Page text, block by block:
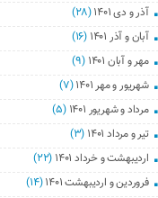
آذر و دی ۱۴۰۱
(۲۸)
آبان و آذر ۱۴۰۱
(۱۶)
مهر و آبان ۱۴۰۱
(۹)
شهریور و مهر ۱۴۰۱
(۷)
مرداد و شهریور ۱۴۰۱
(۵)
تیر و مرداد ۱۴۰۱
(۳)
اردیبهشت و خرداد ۱۴۰۱
(۲۲)
فروردین و اردیبهشت ۱۴۰۱
(۱۴)